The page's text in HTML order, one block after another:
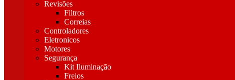
Revisões
Filtros
Correias
Controladores
Eletronicos
Motores
Segurança
Kit Iluminação
Freios